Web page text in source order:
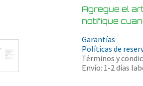
Agregue el
notifique
Garantías
Políticas de
Términos y
Envío: 1-2 días